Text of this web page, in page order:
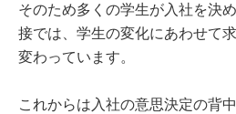
そのため多くの学生が入社を決
接では、学生の変化にあわせて
変わっています。
これからは入社の意思決定の背